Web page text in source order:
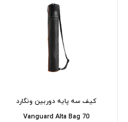
کیف سه پایه دوربین ونگارد
Vanguard Alta Bag 70